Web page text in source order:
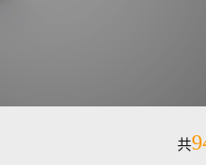
共